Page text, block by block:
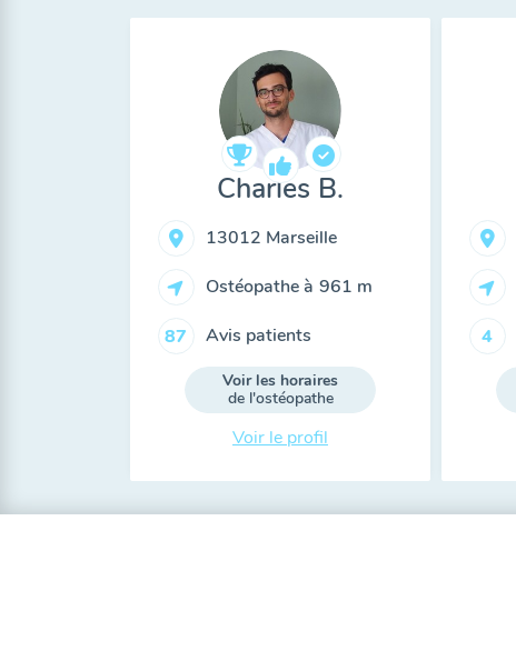
Charles B.
13012 Marseille
Ostéopathe à 961 m
87 Avis patients
Voir les horaires
de l'ostéopathe
Voir le profil
4